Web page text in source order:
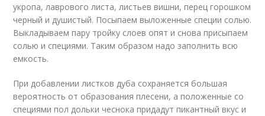
укропа, лаврового листа, листьев вишни, перец горошком
черный и душистый. Посыпаем выложенные специи солью.
Выкладываем пару тройку слоев опят и снова присыпаем
солью и специями. Таким образом надо заполнить всю
емкость.
При добавлении листков дуба сохраняется большая
вероятность от образования плесени, а положенные со
специями пол дольки чеснока придадут пикантный вкус и